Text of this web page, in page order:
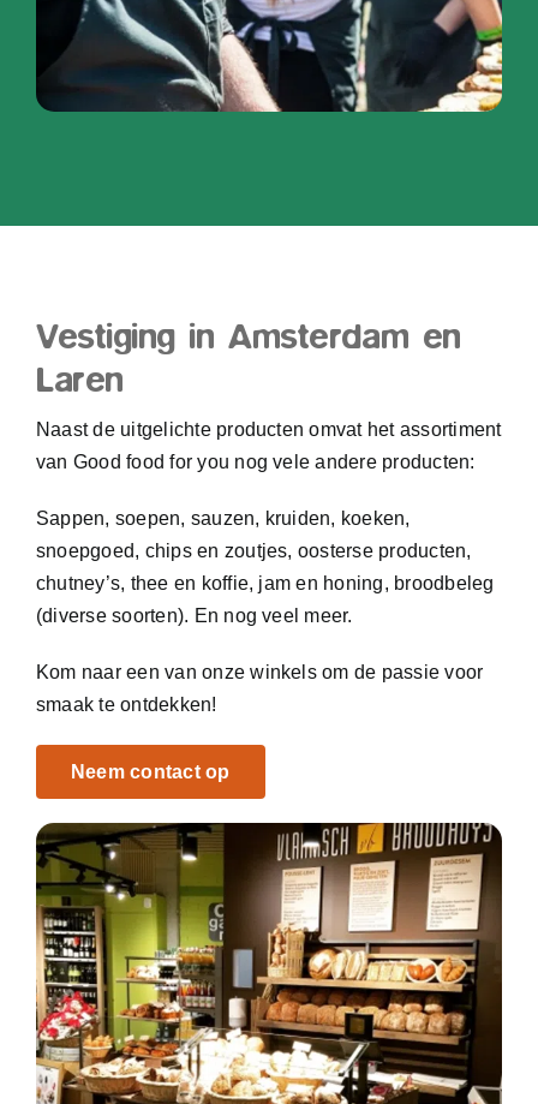
Vestiging in Amsterdam en
Laren
Naast de uitgelichte producten omvat het assortiment
van Good food for you nog vele andere producten:
Sappen, soepen, sauzen, kruiden, koeken,
snoepgoed, chips en zoutjes, oosterse producten,
chutney’s, thee en koffie, jam en honing, broodbeleg
(diverse soorten). En nog veel meer.
Kom naar een van onze winkels om de passie voor
smaak te ontdekken!
Neem contact op